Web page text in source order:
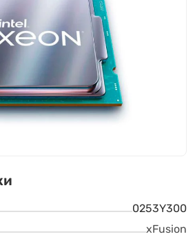
0253Y300
xFusion